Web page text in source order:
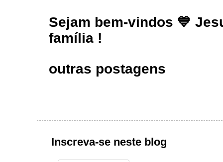
Sejam bem-vindos 💙
família !
outras postagens
Inscreva-se neste blog